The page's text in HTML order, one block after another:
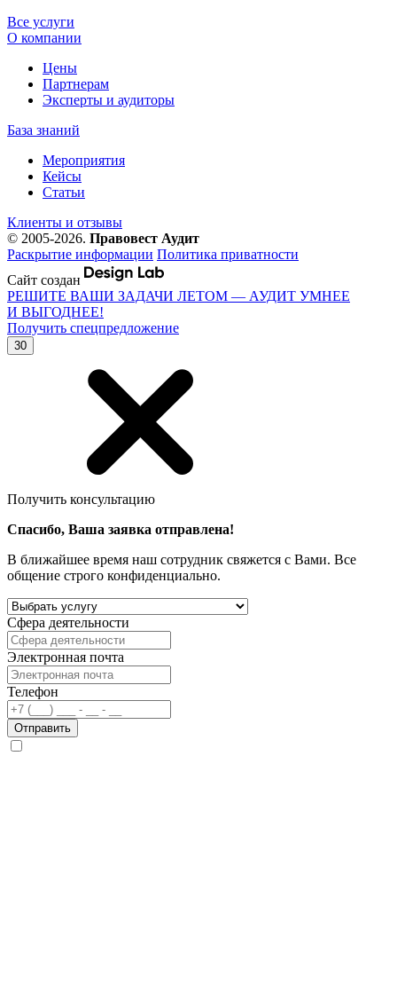
Все услуги
О компании
Цены
Партнерам
Эксперты и аудиторы
База знаний
Мероприятия
Кейсы
Статьи
Клиенты и отзывы
© 2005-2026. Правовест Аудит
Раскрытие информации Политика приватности
Сайт создан
РЕШИТЕ ВАШИ ЗАДАЧИ ЛЕТОМ — АУДИТ УМНЕЕ
И ВЫГОДНЕЕ!
Получить спецпредложение
30
Получить консультацию
Спасибо, Ваша заявка отправлена!
В ближайшее время наш сотрудник свяжется с Вами. Все
общение строго конфиденциально.
Сфера деятельности
Электронная почта
Телефон
Отправить